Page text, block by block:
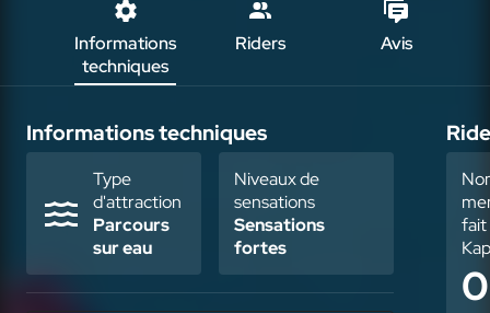
Informations
techniques
Riders Avis
Informations techniques
Type
d'attraction
Parcours
sur eau
Niveaux de
sensations
Sensations
fortes
fait
0